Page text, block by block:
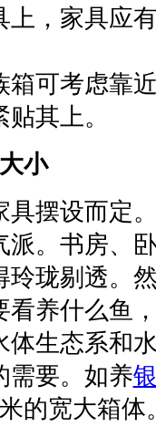
家具应有
考虑靠近
其上。
小
摆设而定。
派。书房、
玲珑剔透。
看养什么鱼
体生态系和
需要。如养
的宽大箱